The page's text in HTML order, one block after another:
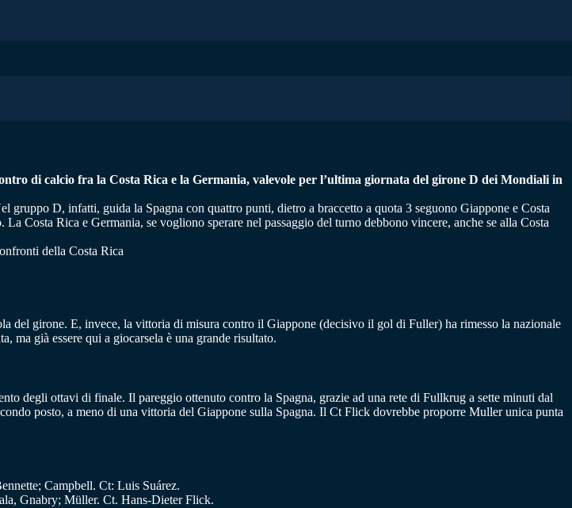
di calcio fra la Costa Rica e la Germania, valevole per l’ultima giornata del girone D dei Mondiali in
gruppo D, infatti, guida la Spagna con quattro punti, dietro a braccetto a quota 3 seguono Giappone e Costa
Costa Rica e Germania, se vogliono sperare nel passaggio del turno debbono vincere, anche se alla Costa
della Costa Rica
del girone. E, invece, la vittoria di misura contro il Giappone (decisivo il gol di Fuller) ha rimesso la nazionale
ma già essere qui a giocarsela è una grande risultato.
degli ottavi di finale. Il pareggio ottenuto contro la Spagna, grazie ad una rete di Fullkrug a sette minuti dal
posto, a meno di una vittoria del Giappone sulla Spagna. Il Ct Flick dovrebbe proporre Muller unica punta
Campbell. Ct: Luis Suárez.
Gnabry; Müller. Ct. Hans-Dieter Flick.